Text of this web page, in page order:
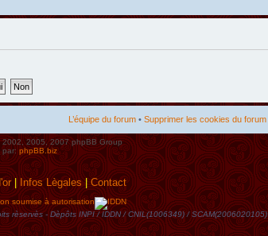
L’équipe du forum • Supprimer les cookies du forum
2005, 2007 phpBB Group
par: phpBB.biz
| Infos Lègales|Contact
soumise à autorisation
rèservès - Dèpôts INPI / IDDN / CNIL(1006349) / SCAM(2006020105)